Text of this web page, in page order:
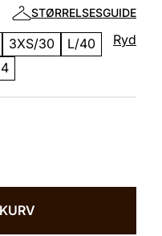
3XS/30
L/40
STØRRELSESGUIDE
Ryd